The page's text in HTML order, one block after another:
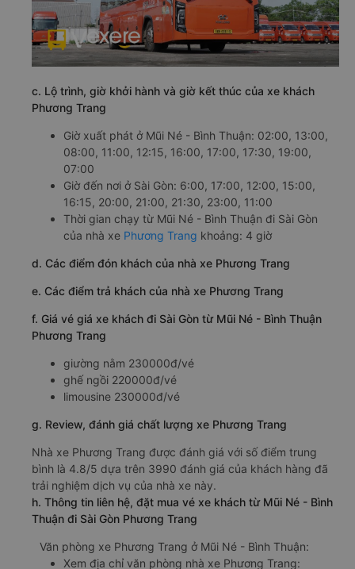
c. Lộ trình, giờ khởi hành và giờ kết thúc của xe khách
Phương Trang
Giờ xuất phát ở Mũi Né - Bình Thuận: 02:00, 13:00,
08:00, 11:00, 12:15, 16:00, 17:00, 17:30, 19:00,
07:00
Giờ đến nơi ở Sài Gòn: 6:00, 17:00, 12:00, 15:00,
16:15, 20:00, 21:00, 21:30, 23:00, 11:00
Thời gian chạy từ Mũi Né - Bình Thuận đi Sài Gòn
của nhà xe Phương Trang khoảng: 4 giờ
d. Các điểm đón khách của nhà xe Phương Trang
e. Các điểm trả khách của nhà xe Phương Trang
f. Giá vé giá xe khách đi Sài Gòn từ Mũi Né - Bình Thuận
Phương Trang
giường nằm 230000đ/vé
ghế ngồi 220000đ/vé
limousine 230000đ/vé
g. Review, đánh giá chất lượng xe Phương Trang
Nhà xe Phương Trang được đánh giá với số điểm trung
bình là 4.8/5 dựa trên 3990 đánh giá của khách hàng đã
trải nghiệm dịch vụ của nhà xe này.
h. Thông tin liên hệ, đặt mua vé xe khách từ Mũi Né - Bình
Thuận đi Sài Gòn Phương Trang
Văn phòng xe Phương Trang ở Mũi Né - Bình Thuận:
Xem địa chỉ văn phòng nhà xe Phương Trang: